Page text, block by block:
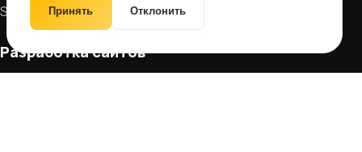
SEO-аудит
Разработка сайтов
Принять Отклонить